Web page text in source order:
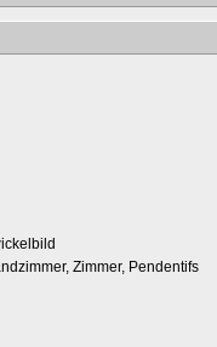
Zimmer, Pendentifs